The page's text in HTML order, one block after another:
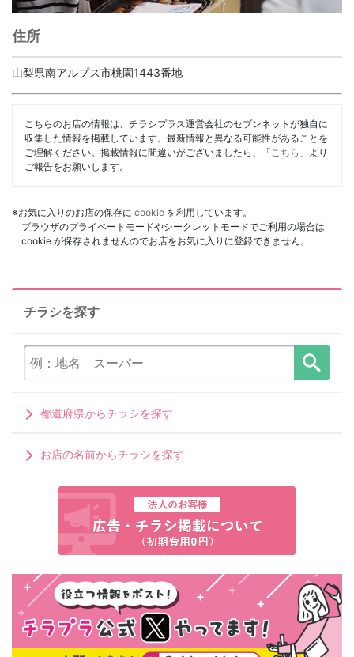
住所
山梨県南アルプス市桃園1443番地
こちらのお店の情報は、チラシプラス運営会社のセブンネットが独自に
収集した情報を掲載しています。最新情報と異なる可能性があることを
ご理解ください。掲載情報に間違いがございましたら、「 こちら 」より
ご報告をお願いします。
※お気に入りのお店の保存に cookie を利用しています。
ブラウザのプライベートモードやシークレットモードでご利用の場合は
cookie が保存されませんのでお店をお気に入りに登録できません。
チラシを探す
都道府県からチラシを探す
お店の名前からチラシを探す